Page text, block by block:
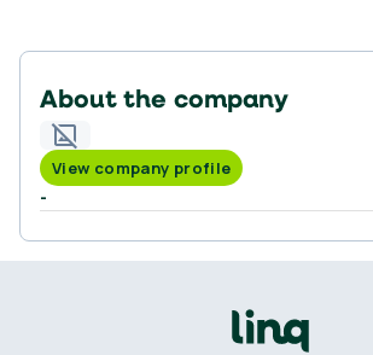
About the company
View company profile
-